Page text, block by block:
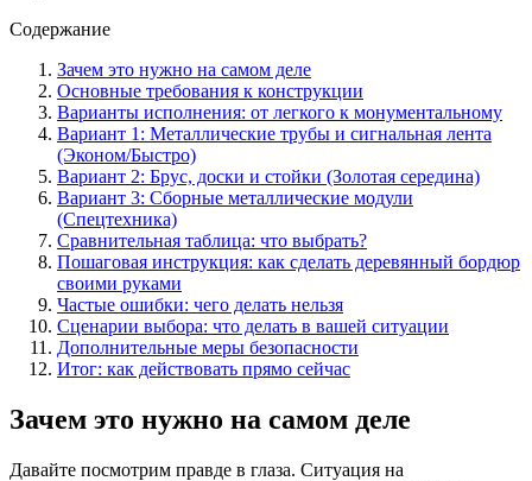
Содержание
Зачем это нужно на самом деле
Основные требования к конструкции
Варианты исполнения: от легкого к монументальному
Вариант 1: Металлические трубы и сигнальная лента
(Эконом/Быстро)
Вариант 2: Брус, доски и стойки (Золотая середина)
Вариант 3: Сборные металлические модули
(Спецтехника)
Сравнительная таблица: что выбрать?
Пошаговая инструкция: как сделать деревянный бордюр
своими руками
Частые ошибки: чего делать нельзя
Сценарии выбора: что делать в вашей ситуации
Дополнительные меры безопасности
Итог: как действовать прямо сейчас
Зачем это нужно на самом деле
Давайте посмотрим правде в глаза. Ситуация на